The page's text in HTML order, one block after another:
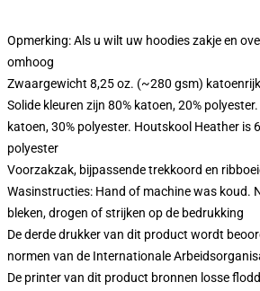
Opmerking: Als u wilt uw hoodies zakje en
omhoog
Zwaargewicht 8,25 oz. (~280 gsm)
Solide kleuren zijn 80% katoen, 20%
katoen, 30% polyester. Houtskool Heather is
polyester
Voorzakzak, bijpassende trekkoord en
Wasinstructies: Hand of machine was koud.
bleken, drogen of strijken op de bedrukking
De derde drukker van dit product wordt
normen van de Internationale
De printer van dit product bronnen losse